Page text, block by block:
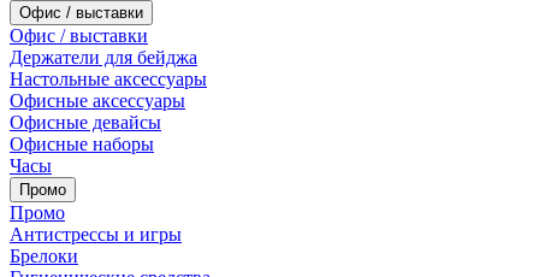
Офис / выставки
Офис / выставки
Держатели для бейджа
Настольные аксессуары
Офисные аксессуары
Офисные девайсы
Офисные наборы
Часы
Промо
Промо
Антистрессы и игры
Брелоки